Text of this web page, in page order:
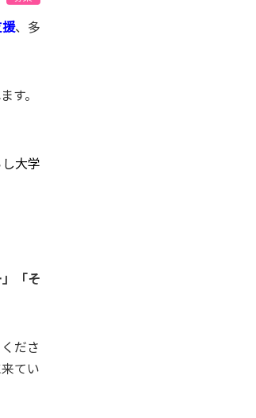
、多
す。
し大学
「そ
ださ
てい